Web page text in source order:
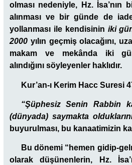
olması nedeniyle, Hz. İsa’nın
alınması ve bir günde de
yollanması ile kendisinin iki
2000 yılın geçmiş olacağını,
makam ve mekânda iki
alındığını söyleyenler haklıdır.
Kur’an-ı Kerim Hacc Suresi
“Şüphesiz Senin Rabbin
(dünyada) saymakta
buyurulması, bu kanaatimizin
Bu dönemi “hemen gidip-
olarak düşünenlerin, Hz.